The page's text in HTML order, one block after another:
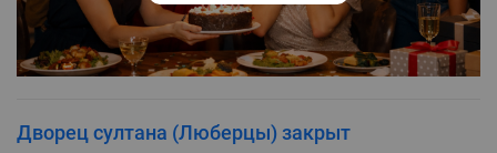
Дворец султана (Люберцы) закрыт